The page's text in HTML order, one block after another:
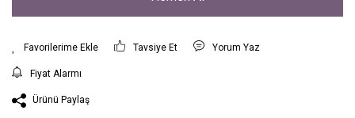
Tavsiye Et Yorum Yaz
Fiyat Alarmı
Ürünü Paylaş